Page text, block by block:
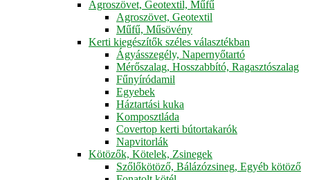
Agroszövet, Geotextil, Műfű
Agroszövet, Geotextil
Műfű, Műsövény
Kerti kiegészítők széles választékban
Ágyásszegély, Napernyőtartó
Mérőszalag, Hosszabbító, Ragasztószalag
Fűnyíródamil
Egyebek
Háztartási kuka
Komposztláda
Covertop kerti bútortakarók
Napvitorlák
Kötözők, Kötelek, Zsinegek
Szőlőkötöző, Bálázózsineg, Egyéb kötöző